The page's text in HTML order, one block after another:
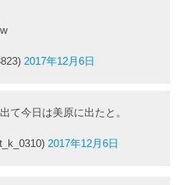
2017年12月6日
て今日は美原に出たと。
2017年12月6日